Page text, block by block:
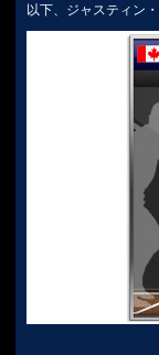
以下、ジャスティン